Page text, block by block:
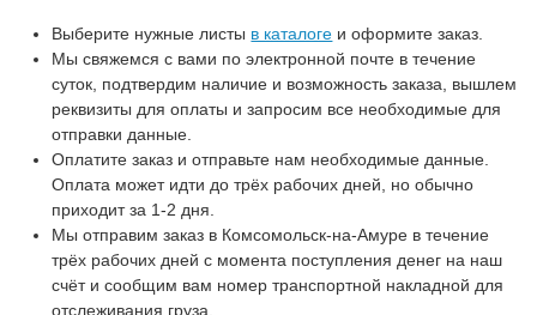
Выберите нужные листы в каталоге и оформите заказ.
Мы свяжемся с вами по электронной почте в течение
суток, подтвердим наличие и возможность заказа, вышлем
реквизиты для оплаты и запросим все необходимые для
отправки данные.
Оплатите заказ и отправьте нам необходимые данные.
Оплата может идти до трёх рабочих дней, но обычно
приходит за 1-2 дня.
Мы отправим заказ в Комсомольск-на-Амуре в течение
трёх рабочих дней с момента поступления денег на наш
счёт и сообщим вам номер транспортной накладной для
отслеживания груза.